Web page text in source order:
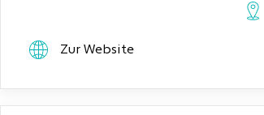
Zur Website